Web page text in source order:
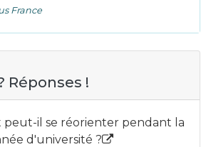
France
Réponses !
peut-il se réorienter pendant la
d'université ?